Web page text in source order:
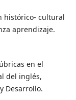
histórico- cultural
aprendizaje.
en el
del inglés,
Desarrollo.